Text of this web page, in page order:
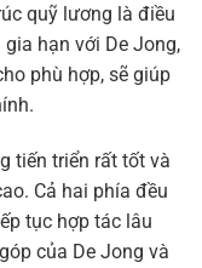
quỹ lương là điều
hạn với De Jong,
phù hợp, sẽ giúp
tiến triển rất tốt và
Cả hai phía đều
tục hợp tác lâu
của De Jong và